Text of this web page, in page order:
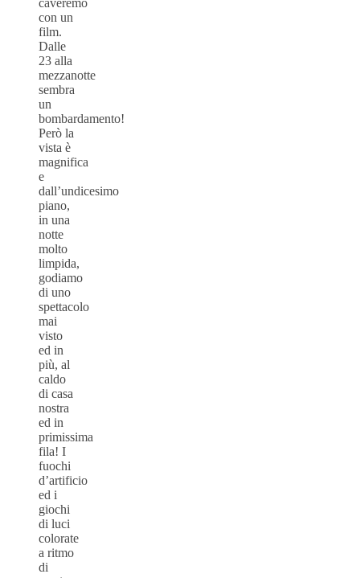
con un
film.
Dalle
23 alla
mezzanotte
sembra
un
bombardamento!
Però la
vista è
magnifica
e
dall’undicesimo
piano,
in una
notte
molto
limpida,
godiamo
di uno
spettacolo
mai
visto
ed in
più, al
caldo
di casa
nostra
ed in
primissima
fila! I
fuochi
d’artificio
ed i
giochi
di luci
colorate
a ritmo
di